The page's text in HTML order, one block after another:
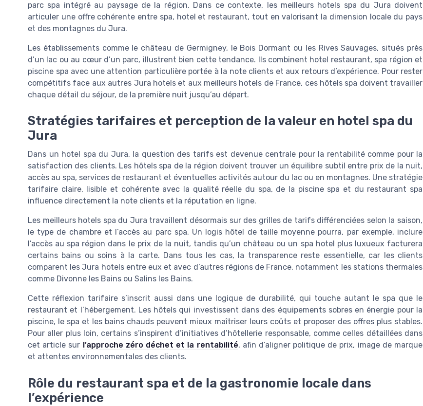
parc spa intégré au paysage de la région. Dans ce contexte, les meilleurs hotels spa du Jura doivent
articuler une offre cohérente entre spa, hotel et restaurant, tout en valorisant la dimension locale du pays
et des montagnes du Jura.
Les établissements comme le château de Germigney, le Bois Dormant ou les Rives Sauvages, situés près
d’un lac ou au cœur d’un parc, illustrent bien cette tendance. Ils combinent hotel restaurant, spa région et
piscine spa avec une attention particulière portée à la note clients et aux retours d’expérience. Pour rester
compétitifs face aux autres Jura hotels et aux meilleurs hotels de France, ces hôtels spa doivent travailler
chaque détail du séjour, de la première nuit jusqu’au départ.
Stratégies tarifaires et perception de la valeur en hotel spa du
Jura
Dans un hotel spa du Jura, la question des tarifs est devenue centrale pour la rentabilité comme pour la
satisfaction des clients. Les hôtels spa de la région doivent trouver un équilibre subtil entre prix de la nuit,
accès au spa, services de restaurant et éventuelles activités autour du lac ou en montagnes. Une stratégie
tarifaire claire, lisible et cohérente avec la qualité réelle du spa, de la piscine spa et du restaurant spa
influence directement la note clients et la réputation en ligne.
Les meilleurs hotels spa du Jura travaillent désormais sur des grilles de tarifs différenciées selon la saison,
le type de chambre et l’accès au parc spa. Un logis hôtel de taille moyenne pourra, par exemple, inclure
l’accès au spa région dans le prix de la nuit, tandis qu’un château ou un spa hotel plus luxueux facturera
certains bains ou soins à la carte. Dans tous les cas, la transparence reste essentielle, car les clients
comparent les Jura hotels entre eux et avec d’autres régions de France, notamment les stations thermales
comme Divonne les Bains ou Salins les Bains.
Cette réflexion tarifaire s’inscrit aussi dans une logique de durabilité, qui touche autant le spa que le
restaurant et l’hébergement. Les hôtels qui investissent dans des équipements sobres en énergie pour la
piscine, le spa et les bains chauds peuvent mieux maîtriser leurs coûts et proposer des offres plus stables.
Pour aller plus loin, certains s’inspirent d’initiatives d’hôtellerie responsable, comme celles détaillées dans
cet article sur l’approche zéro déchet et la rentabilité, afin d’aligner politique de prix, image de marque
et attentes environnementales des clients.
Rôle du restaurant spa et de la gastronomie locale dans
l’expérience